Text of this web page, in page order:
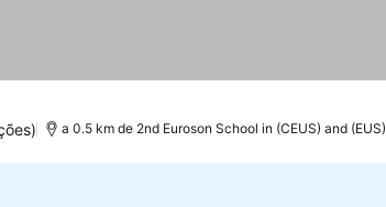
a 0.5 km de 2nd Euroson School in (CEUS) and (EUS)